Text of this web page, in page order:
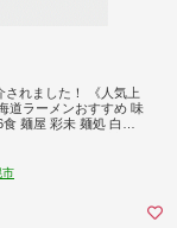
されました！ 《人気上
道ラーメンおすすめ 味
麺屋 彩未 麺処 白樺
住製麺 生麺 産直 ご当
気 グルメ お土産 北海
市